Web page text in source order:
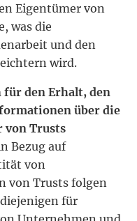
Eigentümer von
was die
und den
wird.
für den Erhalt, den
über die
von Trusts
Bezug auf
von
von Trusts folgen
für